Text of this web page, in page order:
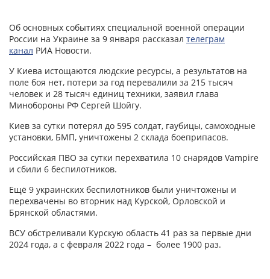
Об основных событиях специальной военной операции
России на Украине за 9 января рассказал телеграм
канал РИА Новости.
У Киева истощаются людские ресурсы, а результатов на
поле боя нет, потери за год перевалили за 215 тысяч
человек и 28 тысяч единиц техники, заявил глава
Минобороны РФ Сергей Шойгу.
Киев за сутки потерял до 595 солдат, гаубицы, самоходные
установки, БМП, уничтожены 2 склада боеприпасов.
Российская ПВО за сутки перехватила 10 снарядов Vampire
и сбили 6 беспилотников.
Ещё 9 украинских беспилотников были уничтожены и
перехвачены во вторник над Курской, Орловской и
Брянской областями.
ВСУ обстреливали Курскую область 41 раз за первые дни
2024 года, а с февраля 2022 года – более 1900 раз.